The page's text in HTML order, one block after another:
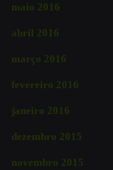
maio 2016
abril 2016
março 2016
fevereiro 2016
janeiro 2016
dezembro 2015
novembro 2015